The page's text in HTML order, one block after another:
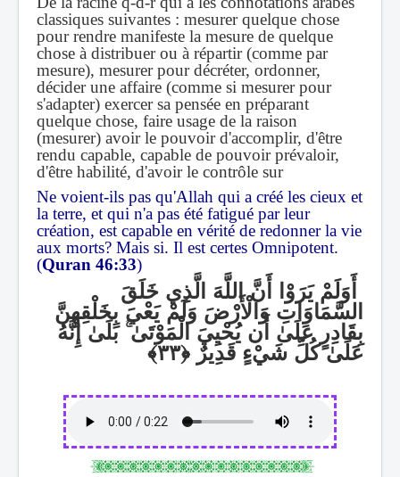
classiques suivantes : mesurer quelque chose
pour rendre manifeste la mesure de quelque
chose à distribuer ou à répartir (comme par
mesure), mesurer pour décréter, ordonner,
décider une affaire (comme si mesurer pour
s'adapter) exercer sa pensée en préparant
quelque chose, faire usage de la raison
(mesurer) avoir le pouvoir d'accomplir, d'être
rendu capable, capable de pouvoir prévaloir,
d'être habilité, d'avoir le contrôle sur
Ne voient-ils pas qu'Allah qui a créé les cieux et
la terre, et qui n'a pas été fatigué par leur
création, est capable en vérité de redonner la vie
aux morts? Mais si. Il est certes Omnipotent.
(Quran 46:33)
أَوَلَمْ يَرَوْا أَنَّ اللَّهَ الَّذِي خَلَقَ
السَّمَاوَاتِ وَالْأَرْضَ وَلَمْ يَعْيَ بِخَلْقِهِنَّ
بِقَادِرٍ عَلَىٰ أَن يُحْيِيَ الْمَوْتَىٰۚبَلَىٰ إِنَّهُ
عَلَىٰ كُلِّ شَيْءٍ قَدِيرٌ